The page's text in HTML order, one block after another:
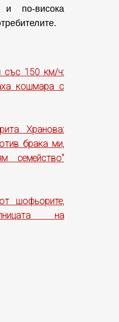
и по-висока
със 150 км/ч:
кошмара с
Хранова:
брака ми,
семейство"
шофьорите,
на